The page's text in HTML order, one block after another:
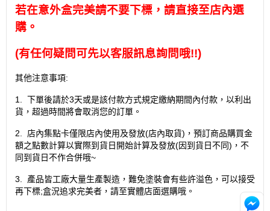
若在意外盒完美請不要下標，請直接至店內選
購。
(有任何疑問可先以客服訊息詢問哦!!)
其他注意事項:
1. 下單後請於3天或是該付款方式規定繳納期間內付款，以利出
貨，超過時間將會取消您的訂單。
2. 店內集點卡僅限店內使用及發放(店內取貨) ，預訂商品購買金
額之點數計算以實際到貨日開始計算及發放(因到貨日不同) ，不
同到貨日不作合併哦~
3. 產品皆工廠大量生產製造，難免塗裝會有些許溢色，可以接受
再下標;盒況追求完美者，請至實體店面選購哦。